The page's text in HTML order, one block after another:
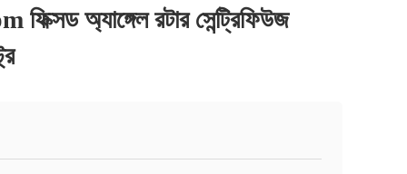
অ্যাঙ্গেল রটার সেন্ট্রিফিউজ